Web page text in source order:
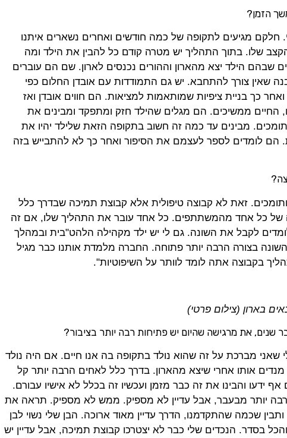
הזמן?
חלקם מגיעים לתקופה של כמה חודשים ואחרים נשארים איתנו
שלו. בתוך התהליך יש מטרה קודם כל להבין את הילד ומה
שבהם הילד יצא מהארון וההורים נכנסים לארון. שם הם עוברים
שאין צורך להתחבא. יש גם התמודדות עם אובדן החלום כפי
כך בניית ציפיות שמותאמות למציאות. הם חווים אובדן ואז
החיים ממשיכים. הם מגלים שהילד חזק ומתפקד ומבינים את
מבינים עד כמה זה חשוב בתקופה הזאת שלילד יהיו את
הם לומדים לספר לעצמם את הסיפור ואחר כך לא להתבייש בזה
זאת לא קבוצה טיפולית אלא קבוצת תמיכה שבדרך כלל
כל אחד מהמשתתפים. כל אחד עובר את התהליך שלו, אם זה
לקבל את השונה. גם לי יש ילד מקהילה הלהט"בית ובמהלך
בצורה הרבה יותר פתוחה. החברה מלמדת אותנו כבר מגיל
בקבוצה אתה לומד לוותר על השיפוטיות".
בארון (צילום פרטי)
שנים, את מרגישה שהיום יש פתיחות רבה יותר בציבור?
שאני מברכת על זה שהוא נולד בתקופה בה אנו חיים. אם היה נולד
היו מנדים אותו אחרי שיצא מהארון. בדרך כלל לאחים הרבה יותר קל
ידעו והבינו את זה כבר מזמן ועכשיו זה בכלל לא אישיו עבורם.
יותר מבעבר, אבל עדיין לא מספיק. ממש לא מספיק. תראה את
שכמה שהתקדמנו, הדרך עדיין מאוד ארוכה. הבן שלי נשוי לבן
בסדר. הנכדים שלי כבר לא יצטרכו קבוצת תמיכה, אבל עדיין יש